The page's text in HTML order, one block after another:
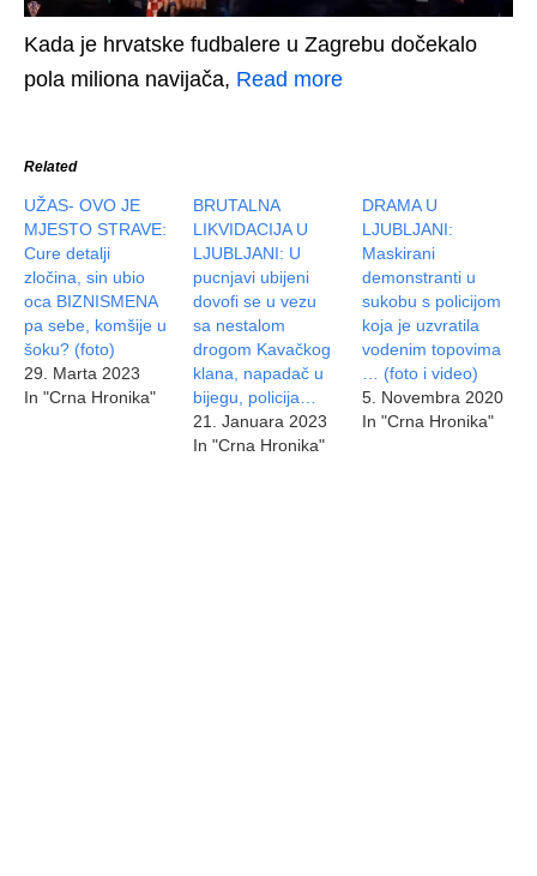
Kada je hrvatske fudbalere u Zagrebu dočekalo
pola miliona navijača, Read more
Related
UŽAS- OVO JE
MJESTO STRAVE:
Cure detalji
zločina, sin ubio
oca BIZNISMENA
pa sebe, komšije u
šoku? (foto)
29. Marta 2023
In "Crna Hronika"
BRUTALNA
LIKVIDACIJA U
LJUBLJANI: U
pucnjavi ubijeni
dovofi se u vezu
sa nestalom
drogom Kavačkog
klana, napadač u
bijegu, policija…
21. Januara 2023
In "Crna Hronika"
DRAMA U
LJUBLJANI:
Maskirani
demonstranti u
sukobu s policijom
koja je uzvratila
vodenim topovima
… (foto i video)
5. Novembra 2020
In "Crna Hronika"